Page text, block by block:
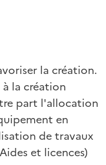
la création.
la création
part l'allocation
en
de travaux
et licences)